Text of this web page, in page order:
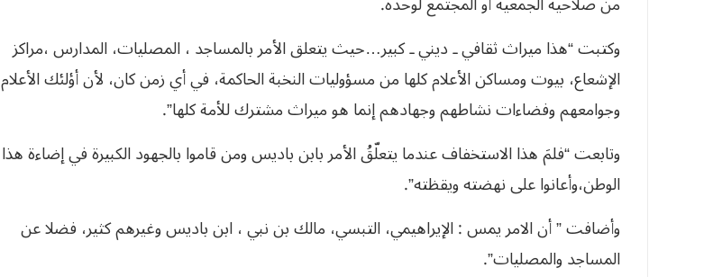
وكتبت “هذا ميراث ثقافي ـ ديني ـ كبير…حيث يتعلق الأمر بالمساجد ، المصليات، المدارس ،مراكز
الإشعاع، بيوت ومساكن الأعلام كلها من مسؤوليات النخبة الحاكمة، في أي زمن كان، لأن أؤلئك الأعلام
وجوامعهم وفضاءات نشاطهم وجهادهم إنما هو ميراث مشترك للأمة كلها”.
وتابعت “فلمَ هذا الاستخفاف عندما يتعلّقُ الأمر بابن باديس ومن قاموا بالجهود الكبيرة في إضاءة هذا
الوطن،وأعانوا على نهضته ويقظته”.
وأضافت ” أن الامر يمس : الإيراهيمي، التبسي، مالك بن نبي ، ابن باديس وغيرهم كثير، فضلا عن
المساجد والمصليات”.